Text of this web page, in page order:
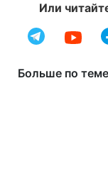
Или
Больше по